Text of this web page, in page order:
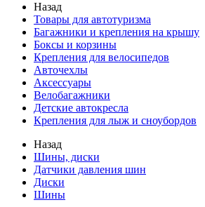
Назад
Товары для автотуризма
Багажники и крепления на крышу
Боксы и корзины
Крепления для велосипедов
Авточехлы
Аксессуары
Велобагажники
Детские автокресла
Крепления для лыж и сноубордов
Назад
Шины, диски
Датчики давления шин
Диски
Шины